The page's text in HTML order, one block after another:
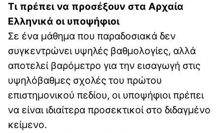
Τι πρέπει να προσέξουν στα Αρχαία
Ελληνικά οι υποψήφιοι
Σε ένα μάθημα που παραδοσιακά δεν
συγκεντρώνει υψηλές βαθμολογίες, αλλά
αποτελεί βαρόμετρο για την εισαγωγή στις
υψηλόβαθμες σχολές του πρώτου
επιστημονικού πεδίου, οι υποψήφιοι πρέπει
να είναι ιδιαίτερα προσεκτικοί στο διδαγμένο
κείμενο.